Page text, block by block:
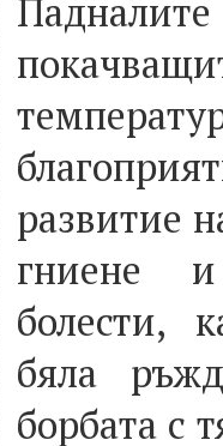
развитие
гниене
болести,
бяла
борбата с